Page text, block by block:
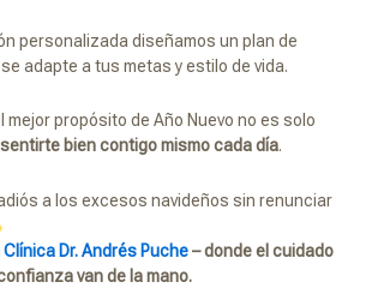
personalizada diseñamos un plan de
adapte a tus metas y estilo de vida.
mejor propósito de Año Nuevo no es solo
sentirte bien contigo mismo cada día.
a los excesos navideños sin renunciar
Dr. Andrés Puche– donde el cuidado
van de la mano.